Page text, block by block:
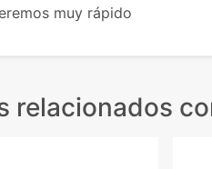
muy rápido
relacionados